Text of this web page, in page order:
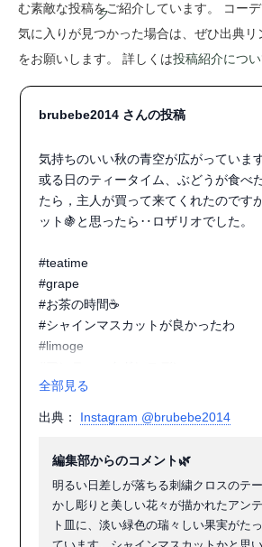
む素敵な投稿をご紹介しています。 コー
気に入りが見つかった場合は、ぜひ出典リ
をお願いします。 詳しくは投稿紹介につ
brubebe2014 さんの投稿
気持ちのいい秋の青空が広がっています
或る日のティータイム、ぶどうが食べ
たら，主人が買って来てくれたのです
ット🍇と思ったら‥ロザリオでした。
#teatime
#grape
#お茶の時間☕️
#シャインマスカットが良かったわ
#limoge
#アンティークコンポート
#ティータイム
全部見る
出典： Instagram @brubebe2014
編集部からのコメント🌿
明るい日差しが落ちる刺繍クロスのテ
かし彫りと美しい花々が描かれたアン
ト皿に、淡い緑色の瑞々しい果実がた